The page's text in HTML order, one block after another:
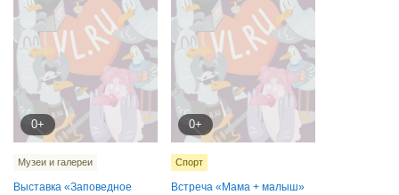
0+
Музеи и галереи
Выставка «‎Заповедное
0+
Спорт
Встреча «Мама + малыш»